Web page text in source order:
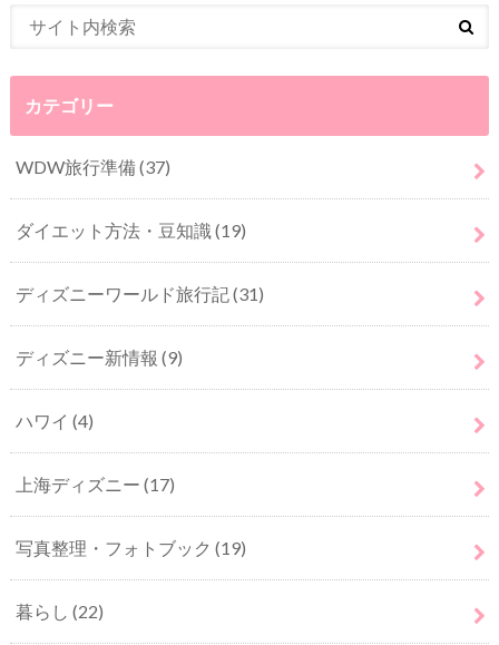
カテゴリー
WDW旅行準備(37)
ダイエット方法・豆知識(19)
ディズニーワールド旅行記(31)
ディズニー新情報 (9)
ハワイ (4)
上海ディズニー (17)
写真整理・フォトブック (19)
暮らし (22)